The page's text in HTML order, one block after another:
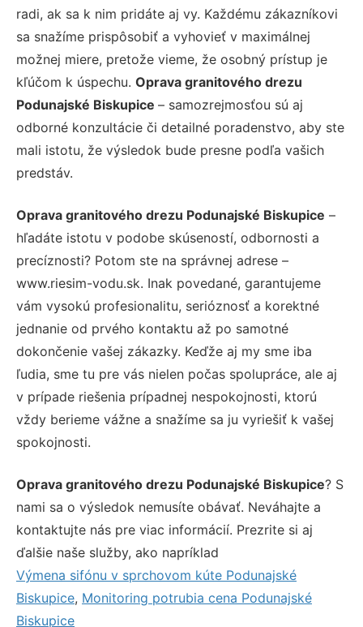
radi, ak sa k nim pridáte aj vy. Každému zákazníkovi
sa snažíme prispôsobiť a vyhovieť v maximálnej
možnej miere, pretože vieme, že osobný prístup je
kľúčom k úspechu. Oprava granitového drezu
Podunajské Biskupice – samozrejmosťou sú aj
odborné konzultácie či detailné poradenstvo, aby ste
mali istotu, že výsledok bude presne podľa vašich
predstáv.
Oprava granitového drezu Podunajské Biskupice –
hľadáte istotu v podobe skúseností, odbornosti a
precíznosti? Potom ste na správnej adrese –
www.riesim-vodu.sk. Inak povedané, garantujeme
vám vysokú profesionalitu, serióznosť a korektné
jednanie od prvého kontaktu až po samotné
dokončenie vašej zákazky. Keďže aj my sme iba
ľudia, sme tu pre vás nielen počas spolupráce, ale aj
v prípade riešenia prípadnej nespokojnosti, ktorú
vždy berieme vážne a snažíme sa ju vyriešiť k vašej
spokojnosti.
Oprava granitového drezu Podunajské Biskupice? S
nami sa o výsledok nemusíte obávať. Neváhajte a
kontaktujte nás pre viac informácií. Prezrite si aj
ďalšie naše služby, ako napríklad
Výmena sifónu v sprchovom kúte Podunajské
Biskupice, Monitoring potrubia cena Podunajské
Biskupice